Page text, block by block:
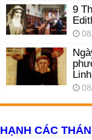
9
HẠNH CÁC